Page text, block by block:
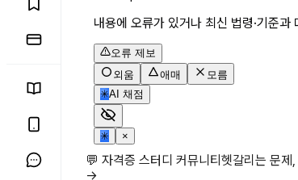
내용에 오류가 있거나 최신 법령·기준
오류 제보
외움
애매
모름
✳AI 채점
✳ ×
💬 자격증 스터디 커뮤니티헷갈리는 문제
→